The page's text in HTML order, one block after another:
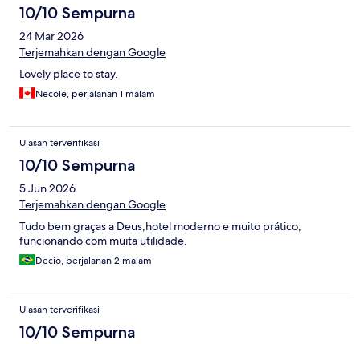
10/10 Sempurna
24 Mar 2026
Terjemahkan dengan Google
Lovely place to stay.
Necole, perjalanan 1 malam
Ulasan terverifikasi
10/10 Sempurna
5 Jun 2026
Terjemahkan dengan Google
Tudo bem graças a Deus,hotel moderno e muito prático,
funcionando com muita utilidade.
Decio, perjalanan 2 malam
Ulasan terverifikasi
10/10 Sempurna